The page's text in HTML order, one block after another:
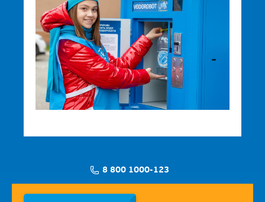
8 800 1000-123
Заявка на установку